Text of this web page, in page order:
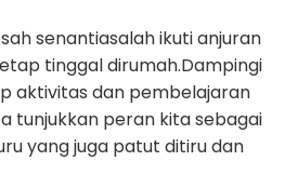
senantiasalah ikuti anjuran
tinggal dirumah.Dampingi
aktivitas dan pembelajaran
tunjukkan peran kita sebagai
yang juga patut ditiru dan